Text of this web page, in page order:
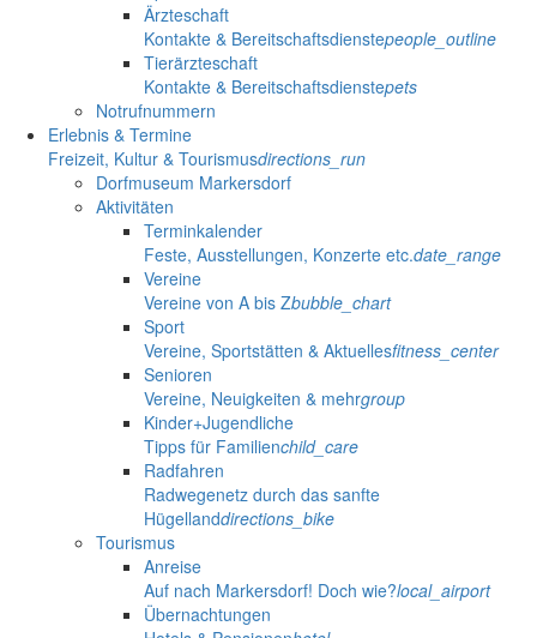
Ärzteschaft
Kontakte & Bereitschaftsdienstepeople_outline
Tierärzteschaft
Kontakte & Bereitschaftsdienstepets
Notrufnummern
Erlebnis & Termine
Freizeit, Kultur & Tourismusdirections_run
Dorfmuseum Markersdorf
Aktivitäten
Terminkalender
Feste, Ausstellungen, Konzerte etc.date_range
Vereine
Vereine von A bis Zbubble_chart
Sport
Vereine, Sportstätten & Aktuellesfitness_center
Senioren
Vereine, Neuigkeiten & mehrgroup
Kinder+Jugendliche
Tipps für Familienchild_care
Radfahren
Radwegenetz durch das sanfte
Hügellanddirections_bike
Tourismus
Anreise
Auf nach Markersdorf! Doch wie?local_airport
Übernachtungen